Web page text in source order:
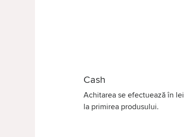
Cash
Achitarea se efectuează în
la primirea produsului.